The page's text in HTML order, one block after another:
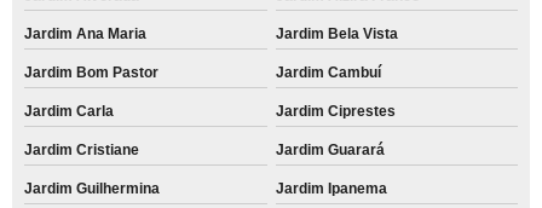
Jardim Ana Maria Jardim Bela Vista
Jardim Bom Pastor Jardim Cambuí
Jardim Carla Jardim Ciprestes
Jardim Cristiane Jardim Guarará
Jardim Guilhermina Jardim Ipanema